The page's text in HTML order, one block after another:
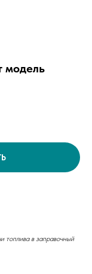
модель
топлива в заправочный